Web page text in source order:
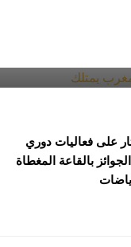
" فريقا من طراز
على فعاليات دوري
بالقاعة المغطاة